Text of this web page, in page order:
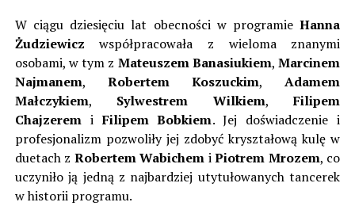
W ciągu dziesięciu lat obecności w programieHanna
Żudziewicz współpracowała z wieloma znanymi
osobami, w tym z Mateuszem Banasiukiem,Marcinem
Najmanem, Robertem Koszuckim,Adamem
Małczykiem, Sylwestrem Wilkiem,Filipem
ChajzeremiFilipem Bobkiem. Jej doświadczenie i
profesjonalizm pozwoliły jej zdobyć kryształową kulę w
duetach z Robertem Wabichem iPiotrem Mrozem, co
uczyniło ją jedną z najbardziej utytułowanych tancerek
w historii programu.